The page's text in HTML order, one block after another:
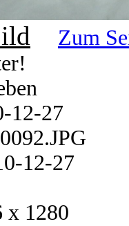
Zum
12-27
12-27
x 1280